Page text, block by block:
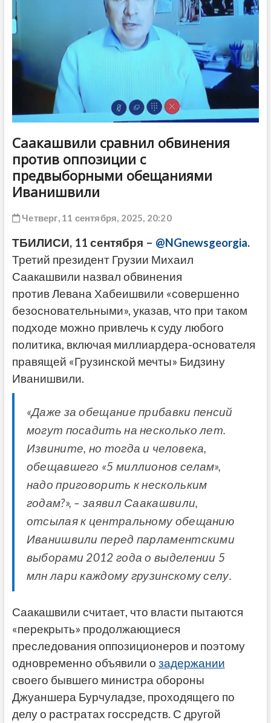
Саакашвили сравнил обвинения
против оппозиции с
предвыборными обещаниями
Иванишвили
Четверг, 11 сентября, 2025, 20:20
ТБИЛИСИ, 11 сентября – @NGnewsgeorgia.
Третий президент Грузии Михаил
Саакашвили назвал обвинения
против Левана Хабеишвили «совершенно
безосновательными», указав, что при таком
подходе можно привлечь к суду любого
политика, включая миллиардера-основателя
правящей «Грузинской мечты» Бидзину
Иванишвили.
«Даже за обещание прибавки пенсий
могут посадить на несколько лет.
Извините, но тогда и человека,
обещавшего «5 миллионов селам»,
надо приговорить к нескольким
годам?», – заявил Саакашвили,
отсылая к центральному обещанию
Иванишвили перед парламентскими
выборами 2012 года о выделении 5
млн лари каждому грузинскому селу.
Саакашвили считает, что власти пытаются
«перекрыть» продолжающиеся
преследования оппозиционеров и поэтому
одновременно объявили о задержании
своего бывшего министра обороны
Джуаншера Бурчуладзе, проходящего по
делу о растратах госсредств. С другой